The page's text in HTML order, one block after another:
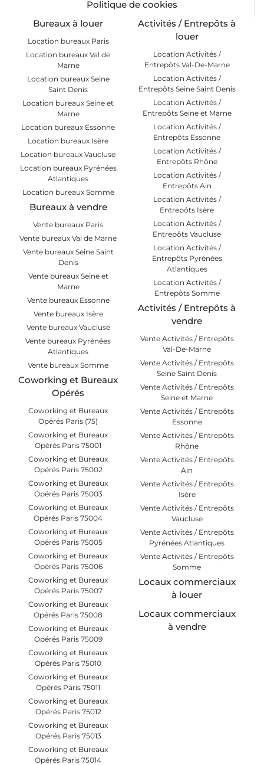
Politique de cookies
Bureaux à louer
Location bureaux Paris
Location bureaux Val de
Marne
Location bureaux Seine
Saint Denis
Location bureaux Seine et
Marne
Location bureaux Essonne
Location bureaux Isère
Location bureaux Vaucluse
Location bureaux Pyrénées
Atlantiques
Location bureaux Somme
Bureaux à vendre
Vente bureaux Paris
Vente bureaux Val de Marne
Vente bureaux Seine Saint
Denis
Vente bureaux Seine et
Marne
Vente bureaux Essonne
Vente bureaux Isère
Vente bureaux Vaucluse
Vente bureaux Pyrénées
Atlantiques
Vente bureaux Somme
Coworking et Bureaux
Opérés
Coworking et Bureaux
Opérés Paris (75)
Coworking et Bureaux
Opérés Paris 75001
Coworking et Bureaux
Opérés Paris 75002
Coworking et Bureaux
Opérés Paris 75003
Coworking et Bureaux
Opérés Paris 75004
Coworking et Bureaux
Opérés Paris 75005
Coworking et Bureaux
Opérés Paris 75006
Coworking et Bureaux
Opérés Paris 75007
Coworking et Bureaux
Opérés Paris 75008
Coworking et Bureaux
Opérés Paris 75009
Coworking et Bureaux
Opérés Paris 75010
Coworking et Bureaux
Opérés Paris 75011
Coworking et Bureaux
Opérés Paris 75012
Coworking et Bureaux
Opérés Paris 75013
Coworking et Bureaux
Opérés Paris 75014
Activités / Entrepôts à
louer
Location Activités /
Entrepôts Val-De-Marne
Location Activités /
Entrepôts Seine Saint Denis
Location Activités /
Entrepôts Seine et Marne
Location Activités /
Entrepôts Essonne
Location Activités /
Entrepôts Rhône
Location Activités /
Entrepôts Ain
Location Activités /
Entrepôts Isère
Location Activités /
Entrepôts Vaucluse
Location Activités /
Entrepôts Pyrénées
Atlantiques
Location Activités /
Entrepôts Somme
Activités / Entrepôts à
vendre
Vente Activités / Entrepôts
Val-De-Marne
Vente Activités / Entrepôts
Seine Saint Denis
Vente Activités / Entrepôts
Seine et Marne
Vente Activités / Entrepôts
Essonne
Vente Activités / Entrepôts
Rhône
Vente Activités / Entrepôts
Ain
Vente Activités / Entrepôts
Isère
Vente Activités / Entrepôts
Vaucluse
Vente Activités / Entrepôts
Pyrénées Atlantiques
Vente Activités / Entrepôts
Somme
Locaux commerciaux
à louer
Locaux commerciaux
à vendre